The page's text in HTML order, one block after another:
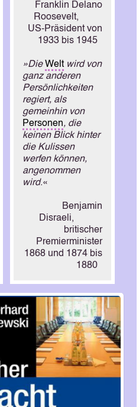
Franklin Delano
Roosevelt,
US-Präsident von
1933 bis 1945
»Die Weltwird von
ganz anderen
Persönlichkeiten
regiert, als
gemeinhin von
Personen, die
keinen Blick hinter
die Kulissen
werfen können,
angenommen
wird.«
Benjamin
Disraeli,
britischer
Premierminister
1868 und 1874 bis
1880